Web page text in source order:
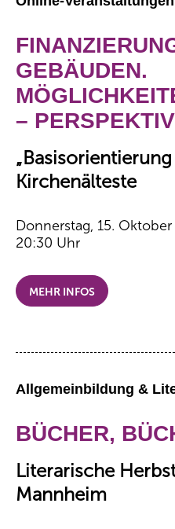
GEBÄUDEN.
–
Kirchenälteste
Donnerstag, 15.
20:30 Uhr
MEHR INFOS
Allgemeinbildung &
BÜCHER,
Literarische
Mannheim